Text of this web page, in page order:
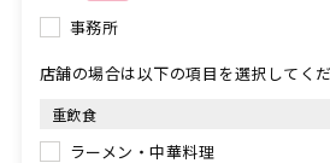
事務所
店舗の場合は以下の項目を選択してくだ
重飲食
ラーメン・中華料理